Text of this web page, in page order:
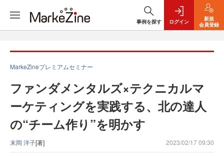
事例を探す ログイン
新規
会員登録
MarkeZineプレミアムセミナー
ファンダメンタルズ×テクニカルマ
ーケティングを実践する、北の達人
の“チーム作り”を明かす
末岡 洋子[著] 2023/02/17 09:30